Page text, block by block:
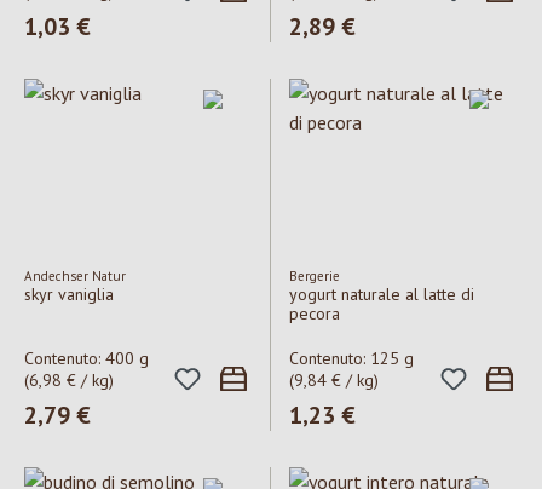
Prezzo normale:
1,03 € Prezzo normale:
2,89 €
Andechser Natur
skyr vaniglia
Contenuto: 400 g
(6,98 € / kg)
Prezzo normale:
2,79 €
Bergerie
yogurt naturale al latte di
pecora
Contenuto: 125 g
(9,84 € / kg)
Prezzo normale:
1,23 €